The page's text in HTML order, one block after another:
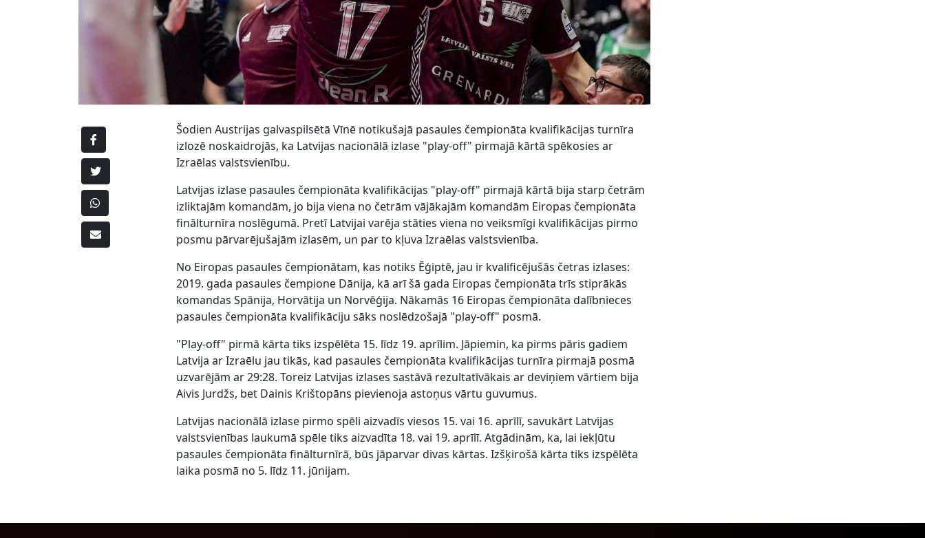
Šodien Austrijas galvaspilsētā Vīnē notikušajā pasaules čempionāta kvalifikācijas turnīra
izlozē noskaidrojās, ka Latvijas nacionālā izlase "play-off" pirmajā kārtā spēkosies ar
Izraēlas valstsvienību.
Latvijas izlase pasaules čempionāta kvalifikācijas "play-off" pirmajā kārtā bija starp četrām
izliktajām komandām, jo bija viena no četrām vājākajām komandām Eiropas čempionāta
finālturnīra noslēgumā. Pretī Latvijai varēja stāties viena no veiksmīgi kvalifikācijas pirmo
posmu pārvarējušajām izlasēm, un par to kļuva Izraēlas valstsvienība.
No Eiropas pasaules čempionātam, kas notiks Ēģiptē, jau ir kvalificējušās četras izlases:
2019. gada pasaules čempione Dānija, kā arī šā gada Eiropas čempionāta trīs stiprākās
komandas Spānija, Horvātija un Norvēģija. Nākamās 16 Eiropas čempionāta dalībnieces
pasaules čempionāta kvalifikāciju sāks noslēdzošajā "play-off" posmā.
"Play-off" pirmā kārta tiks izspēlēta 15. līdz 19. aprīlim. Jāpiemin, ka pirms pāris gadiem
Latvija ar Izraēlu jau tikās, kad pasaules čempionāta kvalifikācijas turnīra pirmajā posmā
uzvarējām ar 29:28. Toreiz Latvijas izlases sastāvā rezultatīvākais ar deviņiem vārtiem bija
Aivis Jurdžs, bet Dainis Krištopāns pievienoja astoņus vārtu guvumus.
Latvijas nacionālā izlase pirmo spēli aizvadīs viesos 15. vai 16. aprīlī, savukārt Latvijas
valstsvienības laukumā spēle tiks aizvadīta 18. vai 19. aprīlī. Atgādinām, ka, lai iekļūtu
pasaules čempionāta finālturnīrā, būs jāparvar divas kārtas. Izšķirošā kārta tiks izspēlēta
laika posmā no 5. līdz 11. jūnijam.